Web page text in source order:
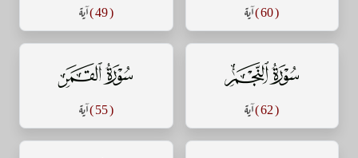
( 60 ) آية ( 49 ) آية
سورة النجم
( 62 ) آية
سورة القمر
( 55 ) آية